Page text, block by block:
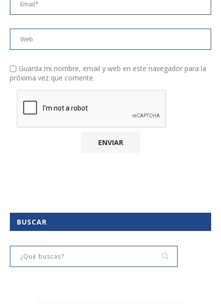
Guarda mi nombre, email y web en este navegador para la
próxima vez que comente.
BUSCAR